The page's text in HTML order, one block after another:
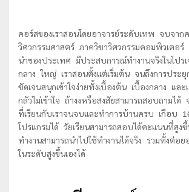
คอร์สของเราสอนโดยอาจารย์ระดับเทพ จบจาก
วิศวกรรมศาสตร์ ภาควิชาวิศวกรรมคอมพิวเตอ
นำของประเทศ มีประสบการณ์ทำงานจริงในโปรเ
กลาง ใหญ่ เราสอนตั้งแต่เริ่มต้น จนถึงการประ
ชัดเจนสนุกเข้าใจง่ายทั้งเบื้องต้น เบื้องกลาง แล
กลัวไม่เข้าใจ ถ้างงหรือสงสัยสามารถสอบถามได้
ที่เรียนกับเราจนจบและทำการบ้านครบ เกือบ
โปรแกรมได้ วัยเรียนสามารถสอบได้คะแนนที่สูง
ทำงานสามารถนำไปใช้ทำงานได้จริง รวมทั้งต่อย
ในระดับสูงขึ้นเองได้